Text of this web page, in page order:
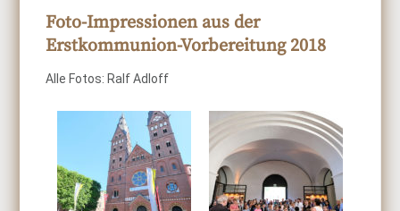
Foto-Impressionen aus der
Erstkommunion-Vorbereitung 2018
Alle Fotos: Ralf Adloff